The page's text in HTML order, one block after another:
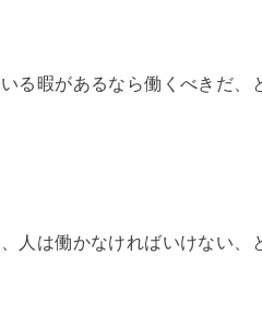
る暇があるなら働くべきだ、
人は働かなければいけない、